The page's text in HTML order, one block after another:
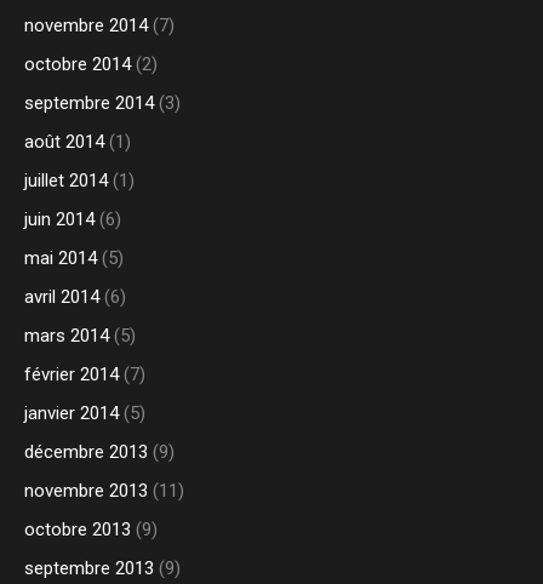
novembre 2014(7)
octobre 2014(2)
septembre 2014(3)
août 2014(1)
juillet 2014(1)
juin 2014(6)
mai 2014(5)
avril 2014(6)
mars 2014(5)
février 2014(7)
janvier 2014(5)
décembre 2013 (9)
novembre 2013 (11)
octobre 2013 (9)
septembre 2013 (9)